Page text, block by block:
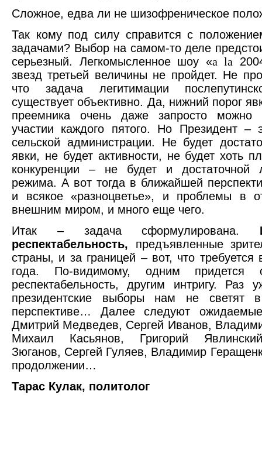
Сложное, едва ли не шизофреническое
Так кому под силу справится с
задачами? Выбор на самом-то деле
серьезный. Легкомысленное шоу «a la
звезд третьей величины не пройдет. Не
что задача легитимации
существует объективно. Да, нижний порог
преемника очень даже запросто можно
участии каждого пятого. Но Президент –
сельской администрации. Не будет
явки, не будет активности, не будет хоть
конкуренции – не будет и достаточной
режима. А вот тогда в ближайшей
и всякое «разноцветье», и проблемы в
внешним миром, и много еще чего.
Итак – задача сформулирована.
респектабельность, предъявленные
страны, и за границей – вот, что требуется
года. По-видимому, одним придется
респектабельность, другим интригу. Раз
президентские выборы нам не светят
перспективе… Далее следуют
Дмитрий Медведев, Сергей Иванов,
Михаил Касьянов, Григорий
Зюганов, Сергей Гуляев, Владимир
продолжении…
Тарас Кулак, политолог